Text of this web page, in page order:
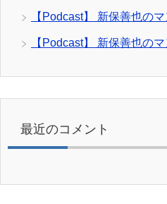
【Podcast】 新保善也の
【Podcast】 新保善也の
最近のコメント